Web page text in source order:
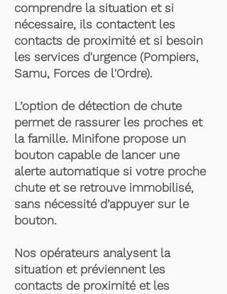
comprendre la situation et si
nécessaire, ils contactent les
contacts de proximité et si besoin
les services d'urgence (Pompiers,
Samu, Forces de l'Ordre).
L’option de détection de chute
permet de rassurer les proches et
la famille. Minifone propose un
bouton capable de lancer une
alerte automatique si votre proche
chute et se retrouve immobilisé,
sans nécessité d’appuyer sur le
bouton.
Nos opérateurs analysent la
situation et préviennent les
contacts de proximité et les